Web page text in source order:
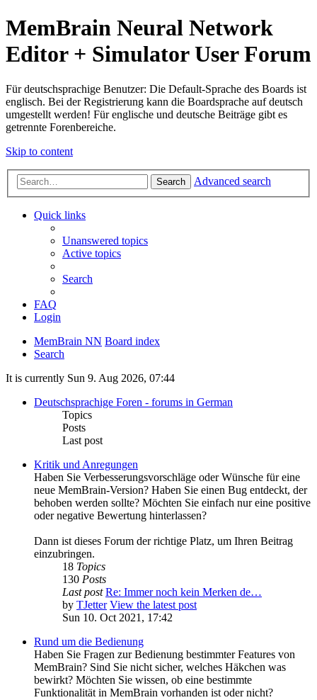
MemBrain Neural Network
Editor + Simulator User Forum
Für deutschsprachige Benutzer: Die Default-Sprache des Boards ist
englisch. Bei der Registrierung kann die Boardsprache auf deutsch
umgestellt werden! Für englische und deutsche Beiträge gibt es
getrennte Forenbereiche.
Skip to content
Search Advanced search
Quick links
Unanswered topics
Active topics
Search
FAQ
Login
MemBrain NN Board index
Search
It is currently Sun 9. Aug 2026, 07:44
Deutschsprachige Foren - forums in German
Topics
Posts
Last post
Kritik und Anregungen
Haben Sie Verbesserungsvorschläge oder Wünsche für eine
neue MemBrain-Version? Haben Sie einen Bug entdeckt, der
behoben werden sollte? Möchten Sie einfach nur eine positive
oder negative Bewertung hinterlassen?
Dann ist dieses Forum der richtige Platz, um Ihren Beitrag
einzubringen.
18 Topics
130 Posts
Last post Re: Immer noch kein Merken de…
by TJetter View the latest post
Sun 10. Oct 2021, 17:42
Rund um die Bedienung
Haben Sie Fragen zur Bedienung bestimmter Features von
MemBrain? Sind Sie nicht sicher, welches Häkchen was
bewirkt? Möchten Sie wissen, ob eine bestimmte
Funktionalität in MemBrain vorhanden ist oder nicht?